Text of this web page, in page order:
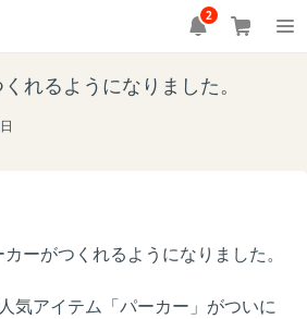
2
れるようになりました。
ーがつくれるようになりました。
気アイテム「パーカー」がついに